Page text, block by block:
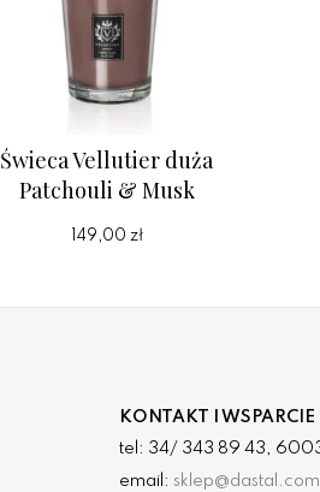
Świeca Vellutier duża
Patchouli & Musk
149,00 zł
KONTAKT I WSPARCIE
tel: 34/ 343 89 43,
email: